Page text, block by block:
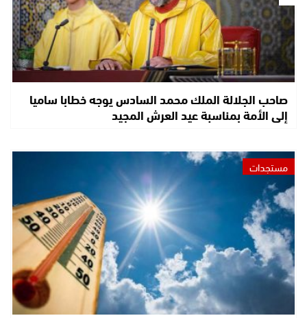
صاحب الجلالة الملك محمد السادس يوجه خطابا ساميا
إلى الأمة بمناسبة عيد العرش المجيد
مستجدات